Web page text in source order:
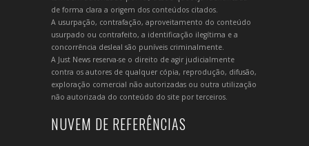
de forma clara a origem dos conteúdos citados.
A usurpação, contrafação, aproveitamento do conteúdo
usurpado ou contrafeito, a identificação ilegítima e a
concorrência desleal são puníveis criminalmente.
A Just News reserva-se o direito de agir judicialmente
contra os autores de qualquer cópia, reprodução, difusão,
exploração comercial não autorizadas ou outra utilização
não autorizada do conteúdo do site por terceiros.
NUVEM DE REFERÊNCIAS